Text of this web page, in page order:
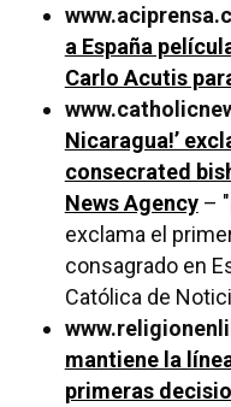
a España
Carlo Acutis
Nicaragua!’
consecrated
News Agency–
exclama el
consagrado en
Católica de
mantiene la
primeras